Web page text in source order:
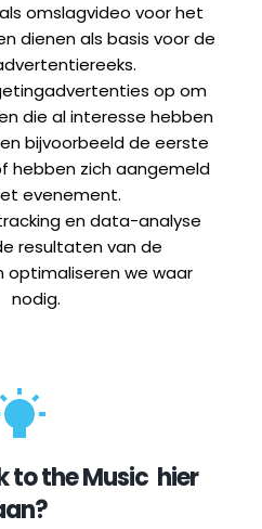
omslagvideo voor het
dienen als basis voor de
op om
die al interesse hebben
bijvoorbeeld de eerste
hebben zich aangemeld
evenement.
en data-analyse
resultaten van de
optimaliseren we waar
nodig.
to the Music
  hier